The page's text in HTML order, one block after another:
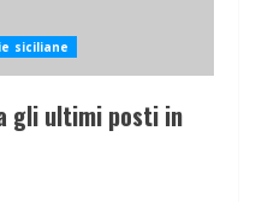
siciliane
gli ultimi posti in